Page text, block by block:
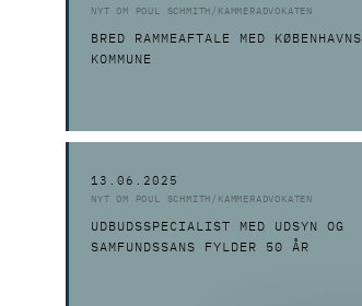
NYT OM POUL SCHMITH/KAMMERADVOKATEN
BRED RAMMEAFTALE MED KØBENHAVNS
KOMMUNE
13.06.2025
NYT OM POUL SCHMITH/KAMMERADVOKATEN
UDBUDSSPECIALIST MED UDSYN OG
SAMFUNDSSANS FYLDER 50 ÅR